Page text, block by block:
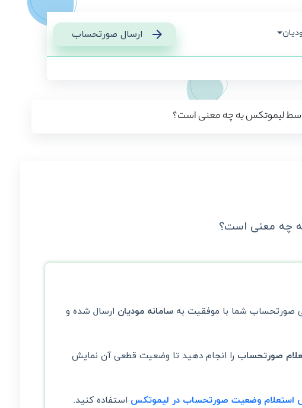
ارسال صورتحساب
واسط لیموتکس به چه معنی است؟
به چه معنی است؟
صورتحساب شما با موفقیت به سامانه مودیان ارسال شده و
صورتحساب را انجام دهید تا وضعیت قطعی آن نمایش
استعلام وضعیت صورتحساب در لیموتکس استفاده کنید.